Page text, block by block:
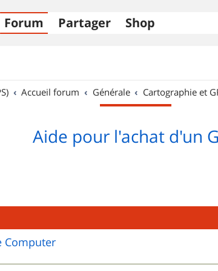
Forum Partager Shop
Accueil forum Générale Cartographie et
Aide pour l'achat d'un
Computer